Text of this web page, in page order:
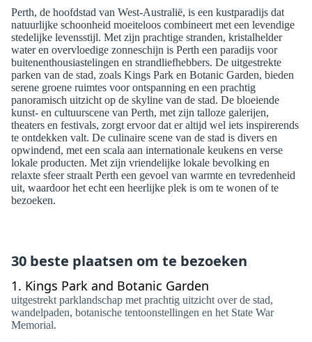
Perth, de hoofdstad van West-Australië, is een kustparadijs dat
natuurlijke schoonheid moeiteloos combineert met een levendige
stedelijke levensstijl. Met zijn prachtige stranden, kristalhelder
water en overvloedige zonneschijn is Perth een paradijs voor
buitenenthousiastelingen en strandliefhebbers. De uitgestrekte
parken van de stad, zoals Kings Park en Botanic Garden, bieden
serene groene ruimtes voor ontspanning en een prachtig
panoramisch uitzicht op de skyline van de stad. De bloeiende
kunst- en cultuurscene van Perth, met zijn talloze galerijen,
theaters en festivals, zorgt ervoor dat er altijd wel iets inspirerends
te ontdekken valt. De culinaire scene van de stad is divers en
opwindend, met een scala aan internationale keukens en verse
lokale producten. Met zijn vriendelijke lokale bevolking en
relaxte sfeer straalt Perth een gevoel van warmte en tevredenheid
uit, waardoor het echt een heerlijke plek is om te wonen of te
bezoeken.
30 beste plaatsen om te bezoeken
1. Kings Park and Botanic Garden
uitgestrekt parklandschap met prachtig uitzicht over de stad,
wandelpaden, botanische tentoonstellingen en het State War
Memorial.